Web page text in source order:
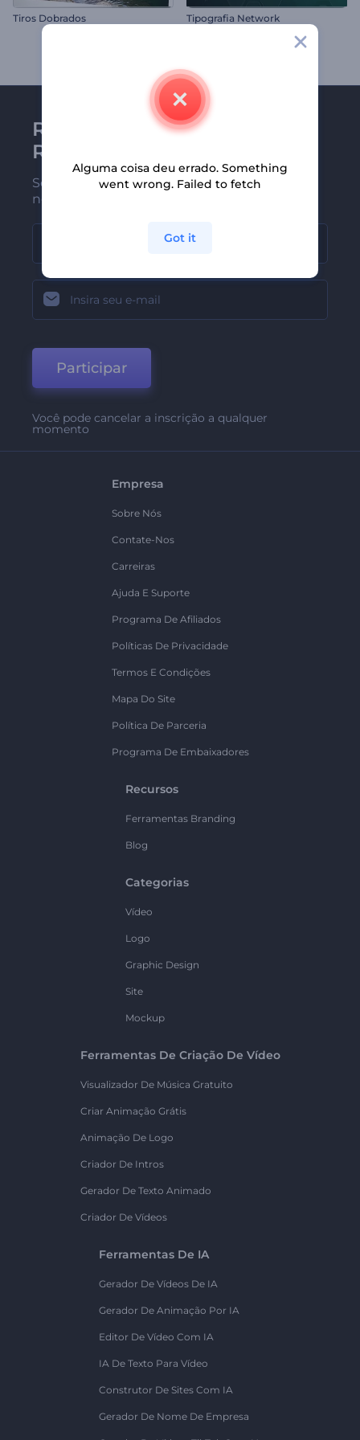
Tiros Dobrados Tipografia Network
Receba a newsletter da
Renderforest
Seja um dos primeiros a receber
nossas últimas novidades e ofertas
Participar
Você pode cancelar a inscrição a qualquer
momento
Empresa
Sobre Nós
Contate-Nos
Carreiras
Ajuda E Suporte
Programa De Afiliados
Políticas De Privacidade
Termos E Condições
Mapa Do Site
Política De Parceria
Programa De Embaixadores
Recursos
Ferramentas Branding
Blog
Categorias
Vídeo
Logo
Graphic Design
Site
Mockup
Ferramentas De Criação De Vídeo
Visualizador De Música Gratuito
Criar Animação Grátis
Animação De Logo
Criador De Intros
Gerador De Texto Animado
Criador De Vídeos
Ferramentas De IA
Gerador De Vídeos De IA
Gerador De Animação Por IA
Editor De Vídeo Com IA
IA De Texto Para Vídeo
Construtor De Sites Com IA
Gerador De Nome De Empresa
Alguma coisa deu errado. Something
went wrong. Failed to fetch
Got it